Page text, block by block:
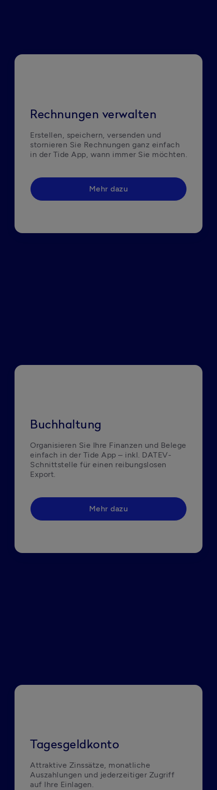
Rechnungen verwalten
Erstellen, speichern, versenden und
stornieren Sie Rechnungen ganz einfach
in der Tide App, wann immer Sie möchten.
Mehr dazu
Buchhaltung
Organisieren Sie Ihre Finanzen und Belege
einfach in der Tide App – inkl. DATEV-
Schnittstelle für einen reibungslosen
Export.
Mehr dazu
Tagesgeldkonto
Attraktive Zinssätze, monatliche
Auszahlungen und jederzeitiger Zugriff
auf Ihre Einlagen.